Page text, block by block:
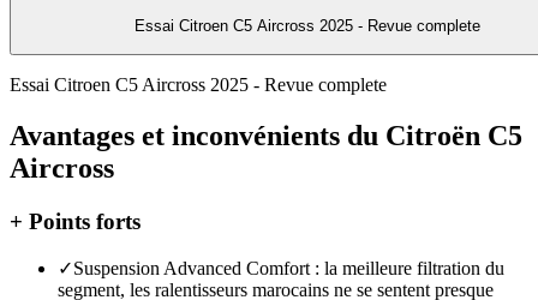
Essai Citroen C5 Aircross 2025 - Revue complete
Essai Citroen C5 Aircross 2025 - Revue complete
Avantages et inconvénients du Citroën C5
Aircross
+ Points forts
✓Suspension Advanced Comfort : la meilleure filtration du
segment, les ralentisseurs marocains ne se sentent presque